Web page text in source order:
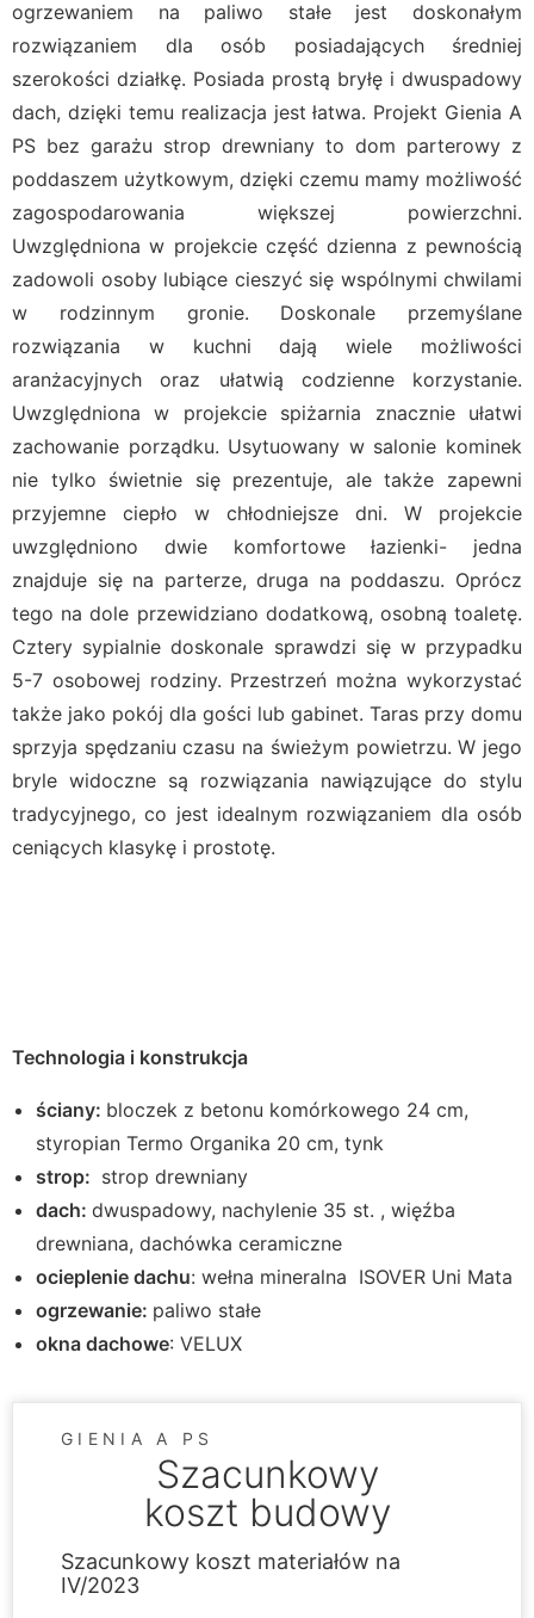
ogrzewaniem na paliwo stałe jest doskonałym
rozwiązaniem dla osób posiadających średniej
szerokości działkę. Posiada prostą bryłę i dwuspadowy
dach, dzięki temu realizacja jest łatwa. Projekt Gienia A
PS bez garażu strop drewniany to dom parterowy z
poddaszem użytkowym, dzięki czemu mamy możliwość
zagospodarowania większej powierzchni.
Uwzględniona w projekcie część dzienna z pewnością
zadowoli osoby lubiące cieszyć się wspólnymi chwilami
w rodzinnym gronie. Doskonale przemyślane
rozwiązania w kuchni dają wiele możliwości
aranżacyjnych oraz ułatwią codzienne korzystanie.
Uwzględniona w projekcie spiżarnia znacznie ułatwi
zachowanie porządku. Usytuowany w salonie kominek
nie tylko świetnie się prezentuje, ale także zapewni
przyjemne ciepło w chłodniejsze dni. W projekcie
uwzględniono dwie komfortowe łazienki- jedna
znajduje się na parterze, druga na poddaszu. Oprócz
tego na dole przewidziano dodatkową, osobną toaletę.
Cztery sypialnie doskonale sprawdzi się w przypadku
5-7 osobowej rodziny. Przestrzeń można wykorzystać
także jako pokój dla gości lub gabinet. Taras przy domu
sprzyja spędzaniu czasu na świeżym powietrzu. W jego
bryle widoczne są rozwiązania nawiązujące do stylu
tradycyjnego, co jest idealnym rozwiązaniem dla osób
ceniących klasykę i prostotę.
Technologia i konstrukcja
ściany: bloczek z betonu komórkowego 24 cm,
styropian Termo Organika 20 cm, tynk
strop: strop drewniany
dach: dwuspadowy, nachylenie 35 st. , więźba
drewniana, dachówka ceramiczne
ocieplenie dachu: wełna mineralna ISOVER Uni Mata
ogrzewanie: paliwo stałe
okna dachowe: VELUX
GIENIA A PS
Szacunkowy
koszt budowy
Szacunkowy koszt materiałów na
IV/2023